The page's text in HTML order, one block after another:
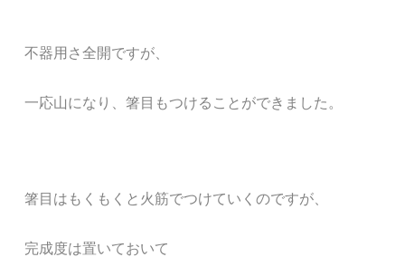
不器用さ全開ですが、
一応山になり、箸目もつけることができました。
箸目はもくもくと火筋でつけていくのですが、
完成度は置いておいて